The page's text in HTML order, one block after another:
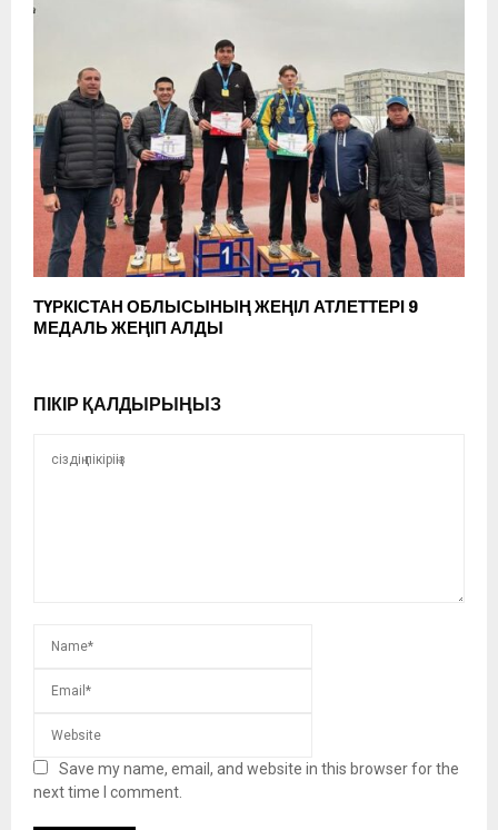
ТҮРКІСТАН ОБЛЫСЫНЫҢ ЖЕҢІЛ АТЛЕТТЕРІ 9
МЕДАЛЬ ЖЕҢІП АЛДЫ
ПІКІР ҚАЛДЫРЫҢЫЗ
Save my name, email, and website in this browser for the
next time I comment.